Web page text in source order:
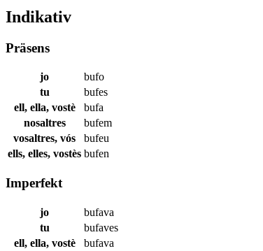
Indikativ
Präsens
jo
bufo
tu
bufes
ell, ella, vostè
bufa
nosaltres
bufem
vosaltres, vós
bufeu
ells, elles, vostès bufen
Imperfekt
jo
bufava
tu
bufaves
ell, ella, vostè
bufava